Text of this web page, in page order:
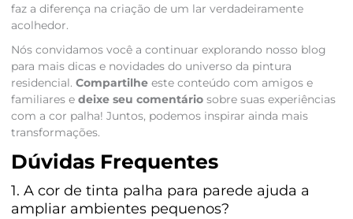
faz a diferença na criação de um lar verdadeiramente
acolhedor.
Nós convidamos você a continuar explorando nosso blog
para mais dicas e novidades do universo da pintura
residencial. Compartilheeste conteúdo com amigos e
familiares e deixe seu comentáriosobre suas experiências
com a cor palha! Juntos, podemos inspirar ainda mais
transformações.
Dúvidas Frequentes
1. A cor de tinta palha para parede ajuda a
ampliar ambientes pequenos?